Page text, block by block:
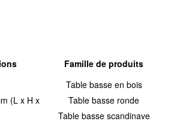
(L x H x
Famille de produits
Table basse en bois
Table basse ronde
Table basse scandinave